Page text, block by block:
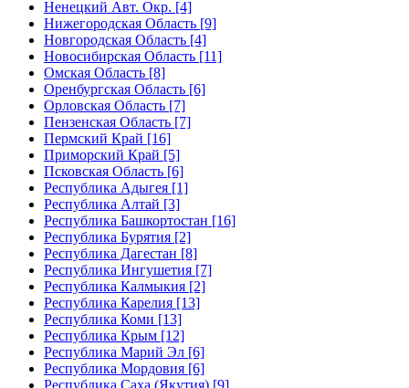
Ненецкий Авт. Окр. [4]
Нижегородская Область [9]
Новгородская Область [4]
Новосибирская Область [11]
Омская Область [8]
Оренбургская Область [6]
Орловская Область [7]
Пензенская Область [7]
Пермский Край [16]
Приморский Край [5]
Псковская Область [6]
Республика Адыгея [1]
Республика Алтай [3]
Республика Башкортостан [16]
Республика Бурятия [2]
Республика Дагестан [8]
Республика Ингушетия [7]
Республика Калмыкия [2]
Республика Карелия [13]
Республика Коми [13]
Республика Крым [12]
Республика Марий Эл [6]
Республика Мордовия [6]
Республика Саха (Якутия) [9]